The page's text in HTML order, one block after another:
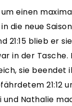
einen
die neue
21:15 blieb er
in der Tasche.
sie beendet
21:12
und Nathalie